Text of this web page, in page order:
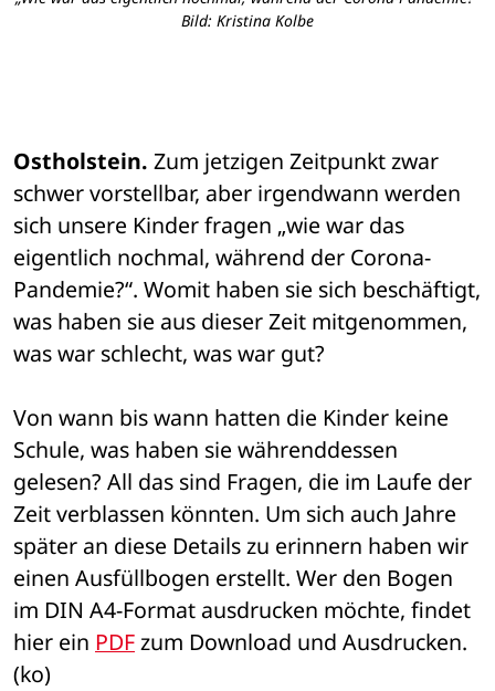
Bild: Kristina Kolbe
Ostholstein. Zum jetzigen Zeitpunkt zwar
schwer vorstellbar, aber irgendwann werden
sich unsere Kinder fragen „wie war das
eigentlich nochmal, während der Corona-
Pandemie?“. Womit haben sie sich beschäftigt,
was haben sie aus dieser Zeit mitgenommen,
was war schlecht, was war gut?
Von wann bis wann hatten die Kinder keine
Schule, was haben sie währenddessen
gelesen? All das sind Fragen, die im Laufe der
Zeit verblassen könnten. Um sich auch Jahre
später an diese Details zu erinnern haben wir
einen Ausfüllbogen erstellt. Wer den Bogen
im DIN A4-Format ausdrucken möchte, findet
hier ein PDF zum Download und Ausdrucken.
(ko)